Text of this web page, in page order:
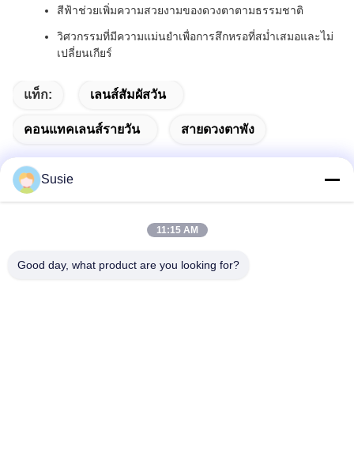
สีฟ้าช่วยเพิ่มความสวยงามของดวงตาตามธรรมชาติ
วิศวกรรมที่มีความแม่นยำเพื่อการสึกหรอที่สม่ำเสมอและไม่
เปลี่ยนเกียร์
แท็ก: เลนส์สัมผัสวัน
คอนแทคเลนส์รายวัน สายดวงตาพัง
ที่อยู่
Susie
11:15 AM
Good day, what product are you looking for?